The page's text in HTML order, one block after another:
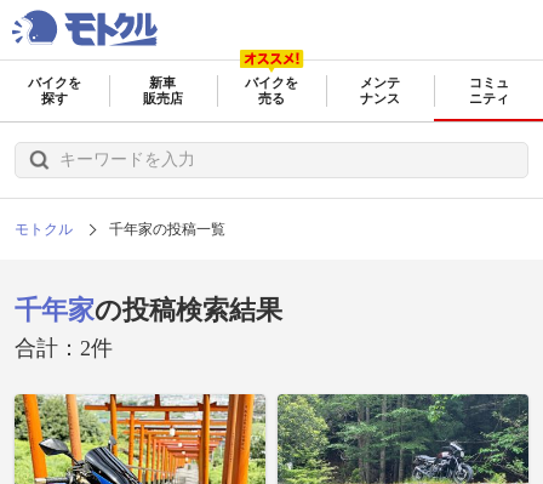
バイクを
探す
新車
販売店
バイクを
売る
メンテ
ナンス
コミュ
ニティ
モトクル 千年家の投稿一覧
千年家の投稿検索結果
合計：2件